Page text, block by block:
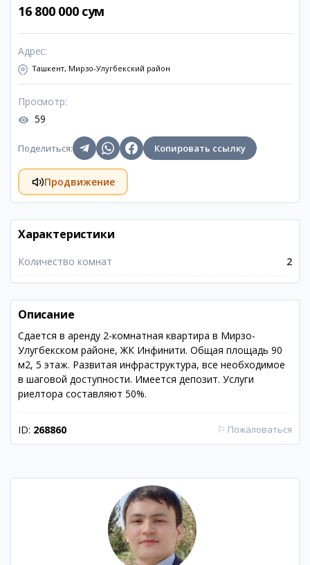
16 800 000 сум
Адрес:
Ташкент, Мирзо-Улугбекский район
Просмотр:
59
Поделиться: Копировать ссылку
Продвижение
Характеристики
Количество комнат 2
Описание
Сдается в аренду 2-комнатная квартира в Мирзо-
Улугбекском районе, ЖК Инфинити. Общая площадь 90
м2, 5 этаж. Развитая инфраструктура, все необходимое
в шаговой доступности. Имеется депозит. Услуги
риелтора составляют 50%.
ID: 268860 ⚐ Пожаловаться